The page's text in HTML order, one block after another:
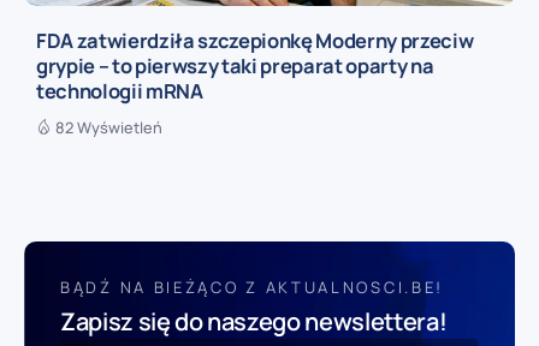
FDA zatwierdziła szczepionkę Moderny przeciw
grypie – to pierwszy taki preparat oparty na
technologii mRNA
82 Wyświetleń
BĄDŹ NA BIEŻĄCO Z AKTUALNOSCI.BE!
Zapisz się do naszego newslettera!